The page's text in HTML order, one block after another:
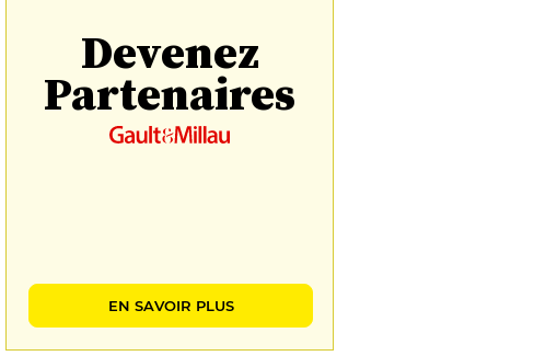
Devenez
Partenaires
EN SAVOIR PLUS